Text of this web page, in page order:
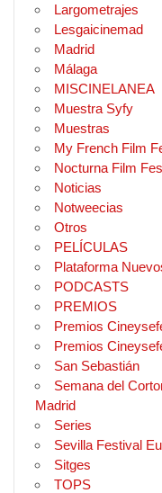
Largometrajes
Lesgaicinemad
Madrid
Málaga
MISCINELANEA
Muestra Syfy
Muestras
My French Film
Nocturna Film
Noticias
Notweecias
Otros
PELÍCULAS
Plataforma
PODCASTS
PREMIOS
Premios
Premios
San Sebastián
Semana del
Madrid
Series
Sevilla Festival
Sitges
TOPS